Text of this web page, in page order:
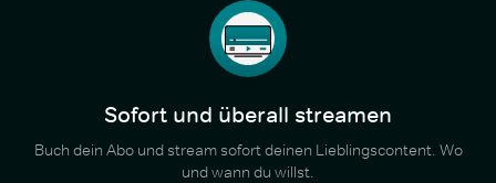
Sofort und überall streamen
Buch dein Abo und stream sofort deinen Lieblingscontent. Wo
und wann du willst.